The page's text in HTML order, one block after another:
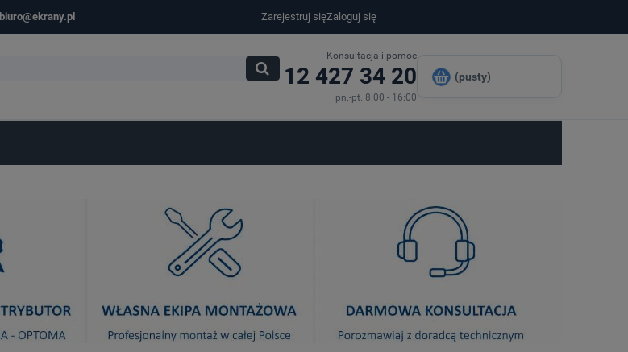
biuro@ekrany.pl Zarejestruj sięZaloguj się
Konsultacja i pomoc
12 427 34 20
pn.-pt. 8:00 - 16:00
(pusty)